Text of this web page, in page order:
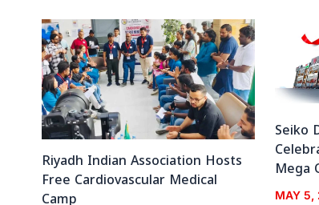
Riyadh Indian Association Hosts
Free Cardiovascular Medical
Camp
Seiko
Mega
MAY 5,